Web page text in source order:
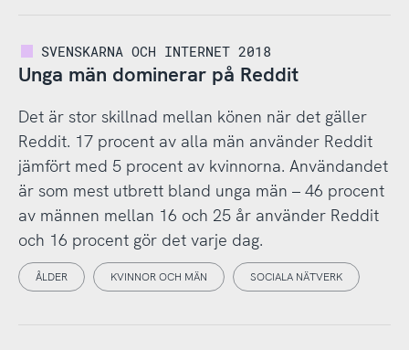
SVENSKARNA OCH INTERNET 2018
Unga män dominerar på Reddit
Det är stor skillnad mellan könen när det gäller
Reddit. 17 procent av alla män använder Reddit
jämfört med 5 procent av kvinnorna. Användandet
är som mest utbrett bland unga män – 46 procent
av männen mellan 16 och 25 år använder Reddit
och 16 procent gör det varje dag.
ÅLDER KVINNOR OCH MÄN SOCIALA NÄTVERK